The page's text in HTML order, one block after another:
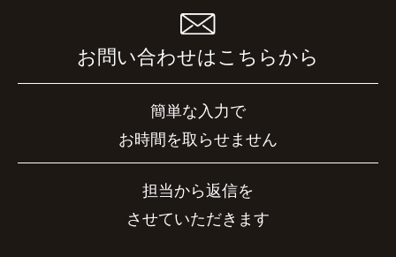
お問い合わせはこちらから
簡単な入力で
お時間を取らせません
担当から返信を
させていただきます